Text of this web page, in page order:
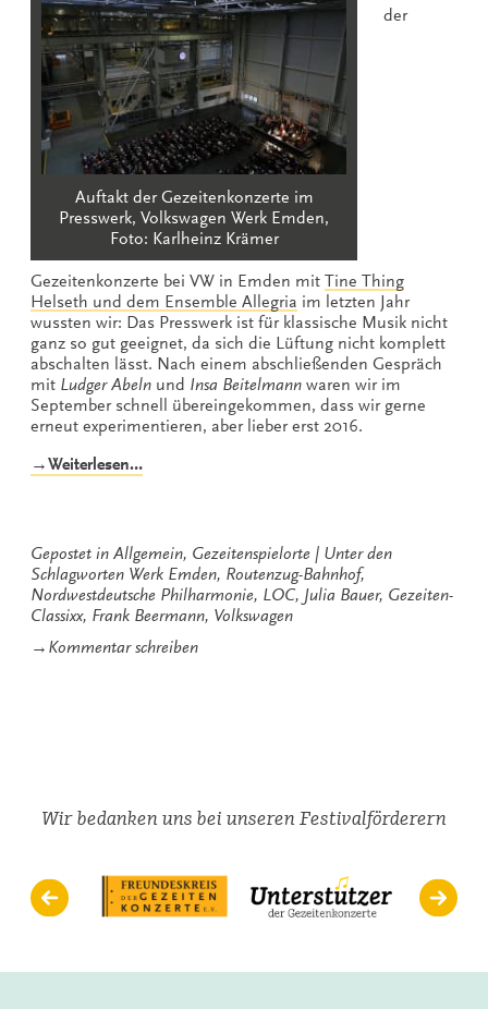
Auftakt der Gezeitenkonzerte im
Presswerk, Volkswagen Werk Emden,
Foto: Karlheinz Krämer
der
Gezeitenkonzerte bei VW in Emden mit Tine Thing
Helseth und dem Ensemble Allegria im letzten Jahr
wussten wir: Das Presswerk ist für klassische Musik nicht
ganz so gut geeignet, da sich die Lüftung nicht komplett
abschalten lässt. Nach einem abschließenden Gespräch
mit Ludger Abeln und Insa Beitelmann waren wir im
September schnell übereingekommen, dass wir gerne
erneut experimentieren, aber lieber erst 2016.
→Weiterlesen…„Routenzug-
Gepostet in Allgemein, Gezeitenspielorte
Unter den
Schlagworten Werk Emden, Routenzug-Bahnhof,
Nordwestdeutsche Philharmonie, LOC, Julia Bauer, Gezeiten-
Classixx, Frank Beermann, Volkswagen
→ Kommentar schreibenzu
Wir bedanken uns bei unseren Festivalförderern